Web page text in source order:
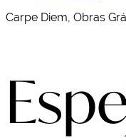
Carpe Diem, Obras